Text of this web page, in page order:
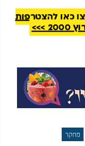
דווקא
רבים היא האם
של המשקה.
עשירים בנוגדי
על יכולת
זו נצפתה גם
חלב לקפה,
לספיגה
החמצון
חלב.
כאן להצטרפות
מחקר